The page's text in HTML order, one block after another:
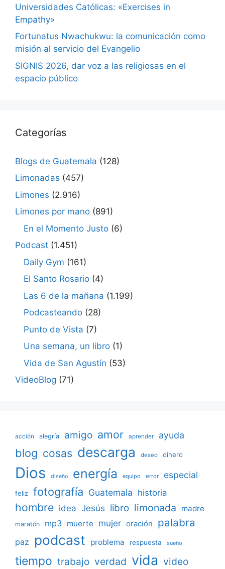
Universidades Católicas: «Exercises in
Empathy»
Fortunatus Nwachukwu: la comunicación como
misión al servicio del Evangelio
SIGNIS 2026, dar voz a las religiosas en el
espacio público
Categorías
Blogs de Guatemala (128)
Limonadas (457)
Limones (2.916)
Limones por mano (891)
En el Momento Justo (6)
Podcast (1.451)
Daily Gym (161)
El Santo Rosario (4)
Las 6 de la mañana (1.199)
Podcasteando (28)
Punto de Vista (7)
Una semana, un libro (1)
Vida de San Agustín (53)
VideoBlog (71)
acción alegría amigo amor aprender ayuda
blog cosas descarga deseo dinero
Dios diseño energía equipo error especial
feliz fotografía Guatemala historia
hombre idea Jesús libro limonada madre
maratón mp3 muerte mujer oración palabra
paz podcast problema respuesta sueño
tiempo trabajo verdad vida video